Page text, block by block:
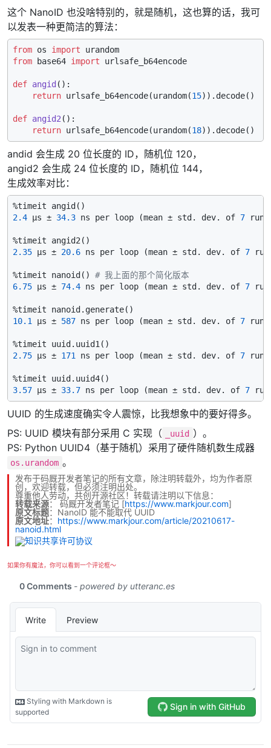
这个 NanoID 也没啥特别的，就是随机，这也算的话，我可
以发表一种更简洁的算法：
from os import
from base64 import urlsafe_b64encode
def angid ():
return urlsafe_b64encode(urandom(15)).decode()
def angid2 ():
return urlsafe_b64encode(urandom(18
andid 会生成 20 位长度的 ID，随机位 120，
angid2 会生成 24 位长度的 ID，随机位 144，
生成效率对比：
2.4 µs ± 34.3 ns per loop (mean ± std. dev. of 7
2.35 µs ± 20.6 ns per loop (mean ± std. dev. of 7
%timeit nanoid() # 我上面的那个简化版本
6.75 µs ± 74.4 ns per loop (mean ± std. dev. of 7
10.1
µs ± 587 ns per loop (mean ± std. dev. of 7
2.75 µs ± 171 ns per loop (mean ± std. dev. of 7
3.57 µs ± 33.7 ns per loop (mean ± std. dev. of 7
UUID 的生成速度确实令人震惊，比我想象中的要好得多。
PS: UUID 模块有部分采用 C 实现（
_uuid ）。
PS: Python UUID4（基于随机）采用了硬件随机数生成器
os.urandom 。
发布于码厩开发者笔记的所有文章，除注明转载外，均为作者原
创，欢迎转载，但必须注明出处。
尊重他人劳动，共创开源社区！转载请注明以下信息：
转载来源： 码厩开发者笔记 [https://www.markjour.com]
原文标题：NanoID 能不能取代 UUID
原文地址： https://www.markjour.com/article/20210617-
nanoid.html
如果你有魔法，你可以看到一个评论框～